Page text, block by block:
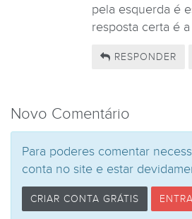
pela esquerda é
resposta certa é a
RESPONDER
Novo Comentário
Para poderes comentar
conta no site e estar
CRIAR CONTA GRÁTIS